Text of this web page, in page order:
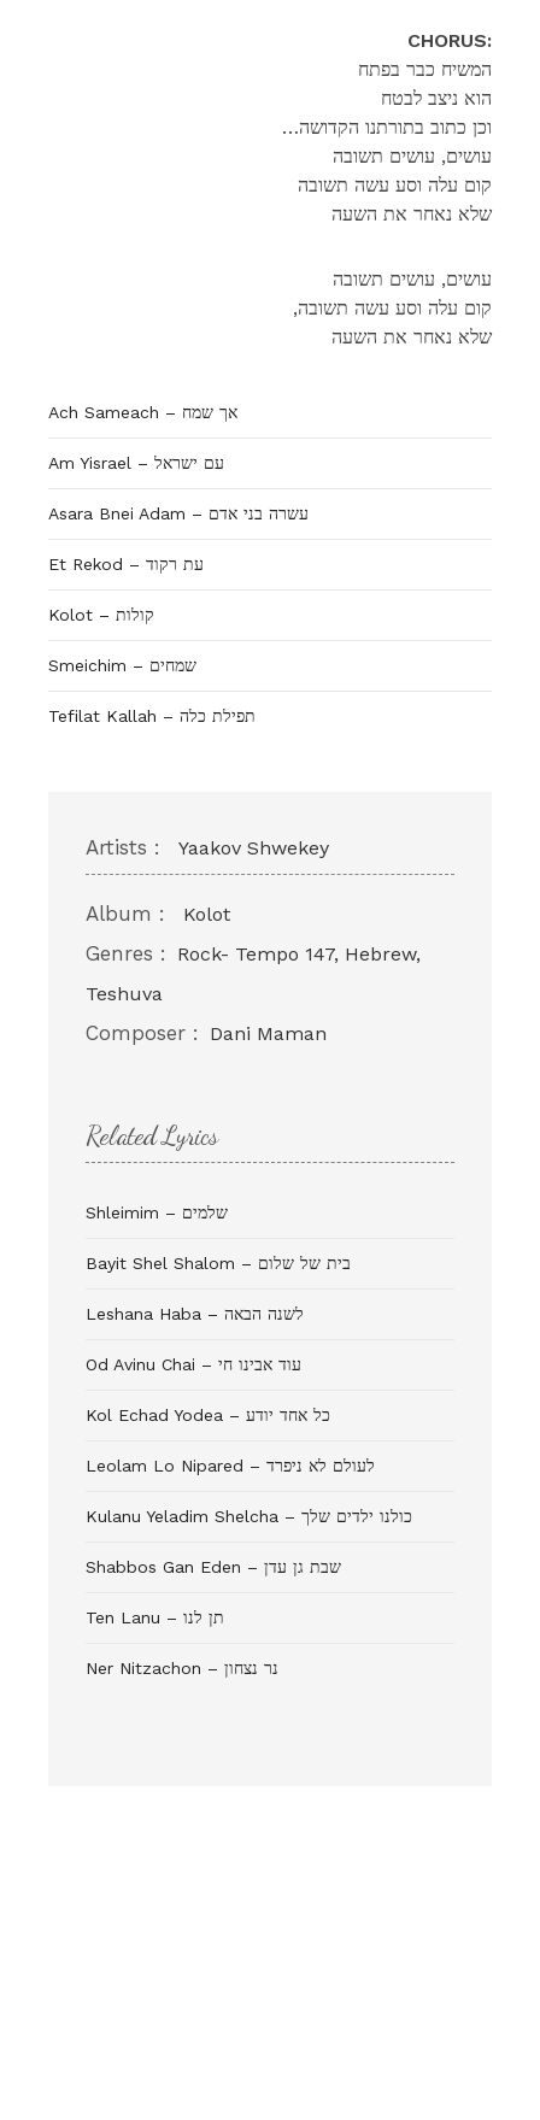
CHORUS:
המשיח כבר בפתח
הוא ניצב לבטח
…וכן כתוב בתורתנו הקדושה
עושים, עושים תשובה
קום עלה וסע עשה תשובה
שלא נאחר את השעה
עושים, עושים תשובה
,קום עלה וסע עשה תשובה
שלא נאחר את השעה
Ach Sameach – אך שמח
Am Yisrael – עם ישראל
Asara Bnei Adam – עשרה בני אדם
Et Rekod – עת רקוד
Kolot – קולות
Smeichim – שמחים
Tefilat Kallah – תפילת כלה
Artists : Yaakov Shwekey
Album : Kolot
Genres :
Rock- Tempo 147, Hebrew,
Teshuva
Composer : Dani Maman
Related Lyrics
Shleimim – שלמים
Bayit Shel Shalom – בית של שלום
Leshana Haba – לשנה הבאה
Od Avinu Chai – עוד אבינו חי
Kol Echad Yodea – כל אחד יודע
Leolam Lo Nipared – לעולם לא ניפרד
Kulanu Yeladim Shelcha – כולנו ילדים שלך
Shabbos Gan Eden – שבת גן עדן
Ten Lanu – תן לנו
Ner Nitzachon – נר נצחון